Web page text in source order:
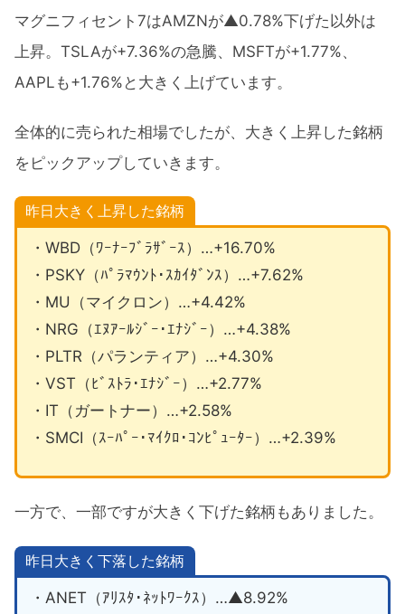
マグニフィセント7はAMZNが▲0.78%下げた以外は
上昇。TSLAが+7.36%の急騰、MSFTが+1.77%、
AAPLも+1.76%と大きく上げています。
全体的に売られた相場でしたが、大きく上昇した銘柄
をピックアップしていきます。
昨日大きく上昇した銘柄
・WBD（ﾜｰﾅｰﾌﾞﾗｻﾞｰｽ）…+16.70%
・PSKY（ﾊﾟﾗﾏｳﾝﾄ･ｽｶｲﾀﾞﾝｽ）…+7.62%
・MU（マイクロン）…+4.42%
・NRG（ｴﾇｱｰﾙｼﾞｰ･ｴﾅｼﾞｰ）…+4.38%
・PLTR（パランティア）…+4.30%
・VST（ﾋﾞｽﾄﾗ･ｴﾅｼﾞｰ）…+2.77%
・IT（ガートナー）…+2.58%
・SMCI（ｽｰﾊﾟｰ･ﾏｲｸﾛ･ｺﾝﾋﾟｭｰﾀｰ）…+2.39%
一方で、一部ですが大きく下げた銘柄もありました。
昨日大きく下落した銘柄
・ANET（ｱﾘｽﾀ･ﾈｯﾄﾜｰｸｽ）…▲8.92%